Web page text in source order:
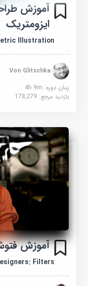
آموزش
ایزومتریک
Illustration
Von Glitschka
زمان دوره: 4h 9m
بازدید مرجع:178,279
آموزش
Filters